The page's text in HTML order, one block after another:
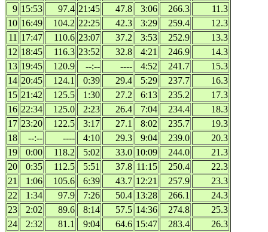
9 15:53 97.4 21:45 47.8 3:06 266.3
11.3
10 16:49 104.2 22:25 42.3 3:29 259.4
12.3
11 17:47 110.6 23:07 37.2 3:53 252.9
13.3
12 18:45 116.3 23:52 32.8 4:21 246.9
14.3
13 19:45 120.9 --:-- ---- 4:52 241.7
15.3
14 20:45 124.1 0:39 29.4 5:29 237.7
16.3
15 21:42 125.5 1:30 27.2 6:13 235.2
17.3
16 22:34 125.0 2:23 26.4 7:04 234.4
18.3
17 23:20 122.5 3:17 27.1 8:02 235.7
19.3
18
--:-- ---- 4:10 29.3 9:04 239.0
20.3
19
0:00 118.2 5:02 33.0 10:09 244.0
21.3
20
0:35 112.5 5:51 37.8 11:15 250.4
22.3
21
1:06 105.6 6:39 43.7 12:21 257.9
23.3
22
1:34 97.9 7:26 50.4 13:28 266.1
24.3
23
2:02 89.6 8:14 57.5 14:36 274.8
25.3
24
2:32 81.1 9:04 64.6 15:47 283.4
26.3